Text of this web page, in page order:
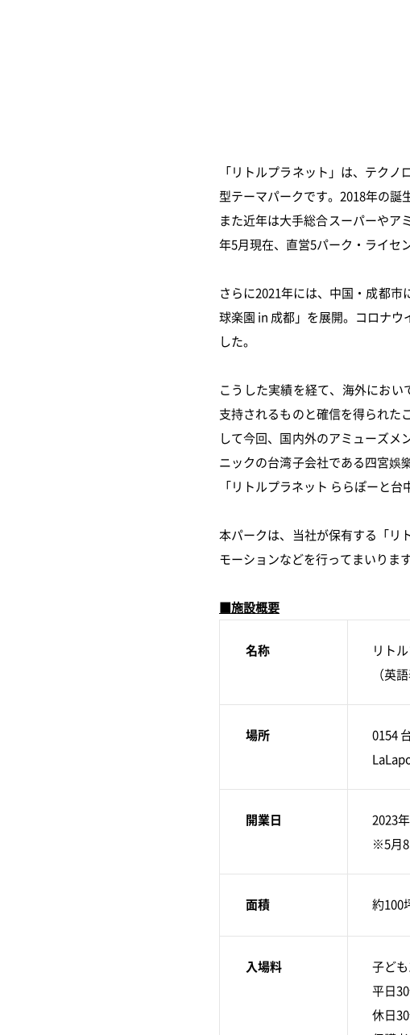
「リトルプラネット」は、テク
型テーマパークです。2018年の誕
また近年は大手総合スーパーやア
年5月現在、直営5パーク・ライセ
さらに2021年には、中国・成都
球楽園 in 成都」を展開。コロナ
した。
こうした実績を経て、海外にお
支持されるものと確信を得られた
して今回、国内外のアミューズメ
ニックの台湾子会社である四宮娛
「リトルプラネット ららぽーと
本パークは、当社が保有する「リ
モーションなどを行ってまいります
■施設概要
名称
リト
（英
場所
0154
開業日
2023
※5月
面積 約100
入場料
子ど
平日
休日